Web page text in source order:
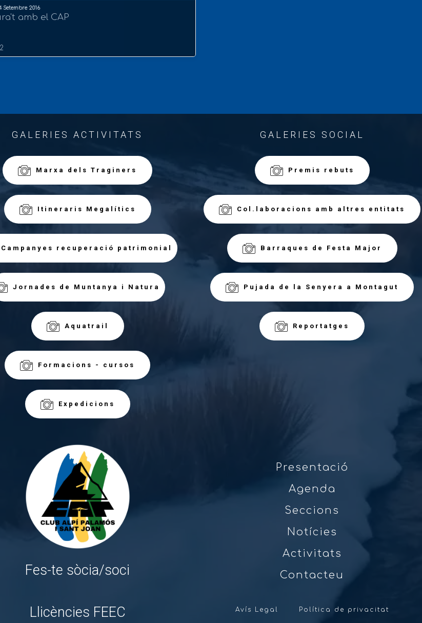
Setembre 2016
amb el CAP
GALERIES ACTIVITATS
Marxa dels Traginers
Itineraris Megalítics
Campanyes recuperació patrimonial
Jornades de Muntanya i Natura
Aquatrail
Formacions - cursos
Expedicions
GALERIES SOCIAL
Premis rebuts
Col.laboracions amb altres entitats
Barraques de Festa Major
Pujada de la Senyera a Montagut
Reportatges
Fes-te sòcia/soci
Llicències FEEC
Presentació
Agenda
Seccions
Notícies
Activitats
Contacteu
Avís Legal Política de privacitat